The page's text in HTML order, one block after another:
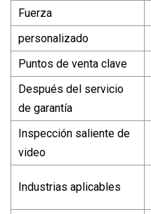
Fuerza
personalizado
Puntos de venta clave
Después del servicio
de garantía
Inspección saliente de
video
Industrias aplicables